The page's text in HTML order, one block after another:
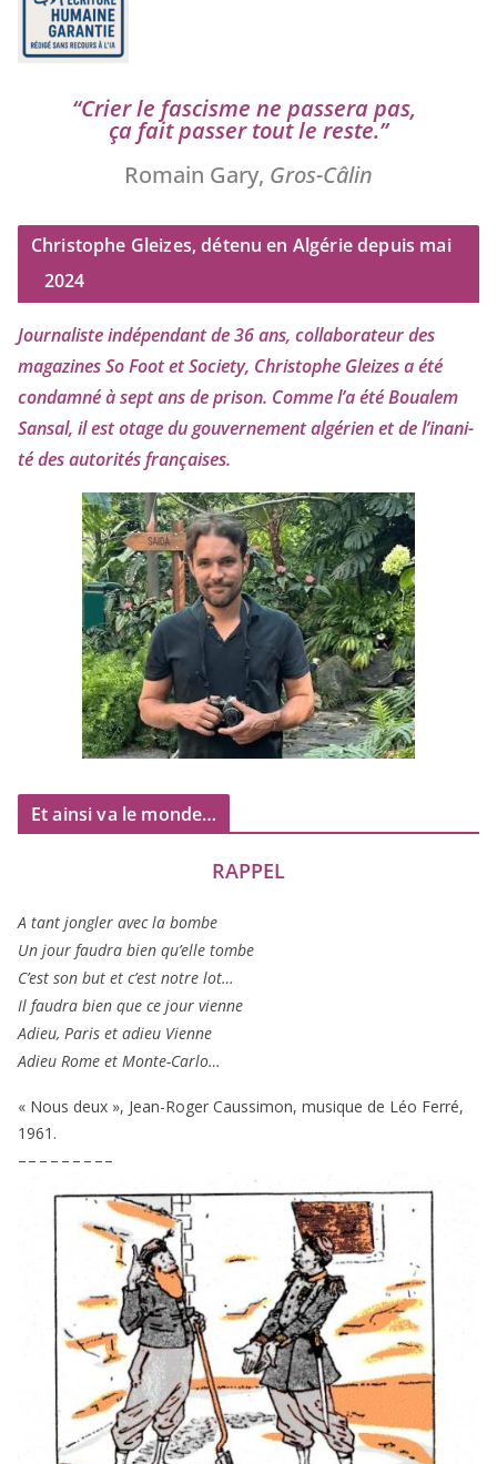
“Crier le fas­cisme ne pas­se­ra pas,
ça fait pas­ser tout le reste.”
Romain Gary, Gros-Câlin
Christophe Gleizes, détenu en Algérie depuis mai
2024
Journaliste indé­pen­dant de36ans, col­la­bo­ra­teur des
maga­zines So Foot et Society, Christophe Gleizesa été
condam­né à sept ans de pri­son. Comme l’a été Boualem
Sansal, il est otage du gou­ver­ne­ment algé­rien et de l’i­na­ni­
té des auto­ri­tés françaises.
Et ainsi va le monde…
RAPPEL
A tant jon­gler avec la bombe
Un jour fau­dra bien qu’elle tombe
C’est son but et c’est notre lot…
Il fau­dra bien que ce jour vienne
Adieu, Paris et adieu Vienne
Adieu Rome et Monte-Carlo…
« Nous deux », Jean-Roger Caussimon, musique de Léo Ferré,
1961 .
– – – – – – – – –